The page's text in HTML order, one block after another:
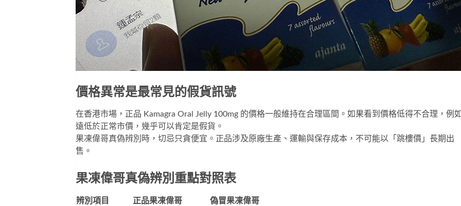
價格異常是最常見的假貨訊號
在香港市場，正品 Kamagra Oral Jelly 100mg 的價格一般維持在合理區間。如果看到價格低得不合理，例
遠低於正常市價，幾乎可以肯定是假貨。
果凍偉哥真偽辨別時，切忌只貪便宜。正品涉及原廠生產、運輸與保存成本，不可能以「跳樓價」長期出
售。
果凍偉哥真偽辨別重點對照表
辨別項目 正品果凍偉哥
偽冒果凍偉哥